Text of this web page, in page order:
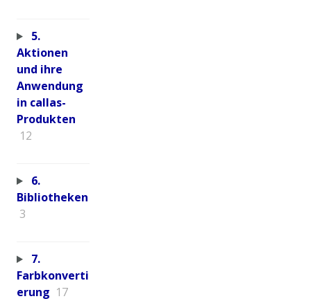
5.
Aktionen
und ihre
Anwendung
in callas-
Produkten
12
6.
Bibliotheken
3
7.
Farbkonverti
erung 17